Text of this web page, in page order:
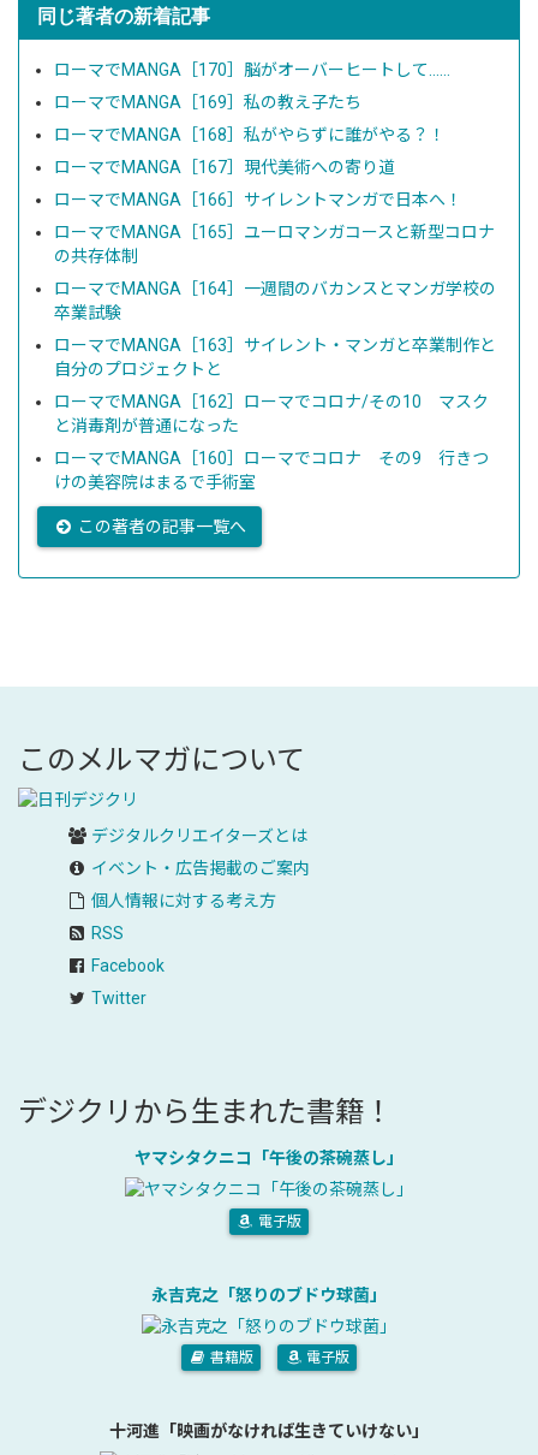
同じ著者の新着記事
ローマでMANGA［170］脳がオーバーヒートして……
ローマでMANGA［169］私の教え子たち
ローマでMANGA［168］私がやらずに誰がやる？！
ローマでMANGA［167］現代美術への寄り道
ローマでMANGA［166］サイレントマンガで日本へ！
ローマでMANGA［165］ユーロマンガコースと新型コロナ
の共存体制
ローマでMANGA［164］一週間のバカンスとマンガ学校の
卒業試験
ローマでMANGA［163］サイレント・マンガと卒業制作と
自分のプロジェクトと
ローマでMANGA［162］ローマでコロナ/その10 マスク
と消毒剤が普通になった
ローマでMANGA［160］ローマでコロナ その9 行きつ
けの美容院はまるで手術室
この著者の記事一覧へ
このメルマガについて
デジタルクリエイターズとは
イベント・広告掲載のご案内
個人情報に対する考え方
RSS
Facebook
Twitter
デジクリから生まれた書籍！
ヤマシタクニコ「午後の茶碗蒸し」
電子版
永吉克之「怒りのブドウ球菌」
書籍版 電子版
十河進「映画がなければ生きていけない」